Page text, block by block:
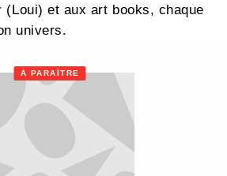
(Loui) et aux art books, chaque
univers.
À PARAÎTRE